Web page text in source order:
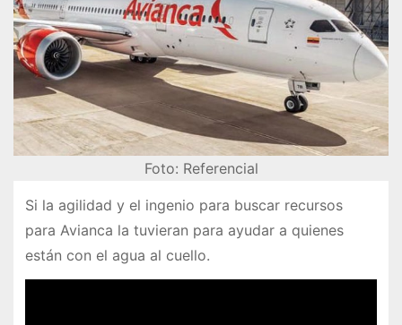
Foto: Referencial
Si la agilidad y el ingenio para buscar recursos
para Avianca la tuvieran para ayudar a quienes
están con el agua al cuello.